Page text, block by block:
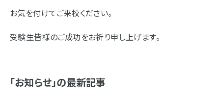
お気を付けてご来校ください。
受験生皆様のご成功をお祈り申し上げます。
「お知らせ」の最新記事